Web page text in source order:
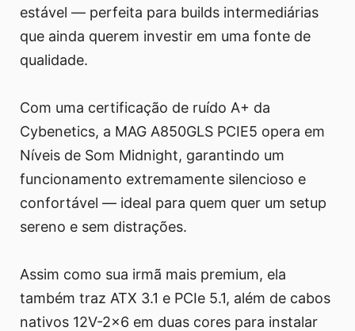
estável — perfeita para builds intermediárias
que ainda querem investir em uma fonte de
qualidade.
Com uma certificação de ruído A+ da
Cybenetics, a MAG A850GLS PCIE5 opera em
Níveis de Som Midnight, garantindo um
funcionamento extremamente silencioso e
confortável — ideal para quem quer um setup
sereno e sem distrações.
Assim como sua irmã mais premium, ela
também traz ATX 3.1 e PCIe 5.1, além de cabos
nativos 12V-2x6 em duas cores para instalar